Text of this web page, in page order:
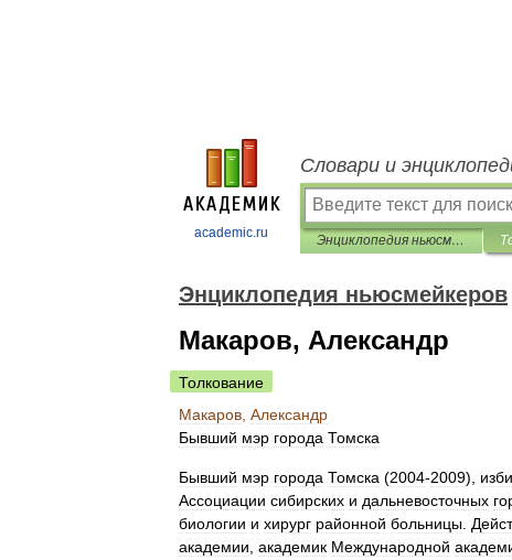
academic.ru
Словари и
Энциклопедия ньюсмейкеров
Энциклопедия ньюсмейкеров
Макаров, Александр
Толкование
Макаров Александр
Бывший мэр города Томска
Бывший мэр города Томска (2004-2009),
Ассоциации сибирских и дальневосточных
биологии и хирург районной больницы
академии академик Международной